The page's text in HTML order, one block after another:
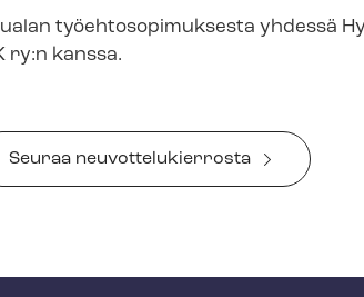
työ­eh­to­so­pi­muk­ses­ta yhdessä
ry:n kanssa.
Seuraa neu­vot­te­lu­kier­ros­ta